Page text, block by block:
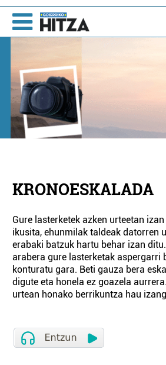
KRONOESKALADA
Gure lasterketek azken urteetan
ikusita, ehunmilak taldeak datorren
erabaki batzuk hartu behar izan
arabera gure lasterketak aspergarri
konturatu gara. Beti gauza bera
digute eta honela ez goazela
urtean honako berrikuntza hau